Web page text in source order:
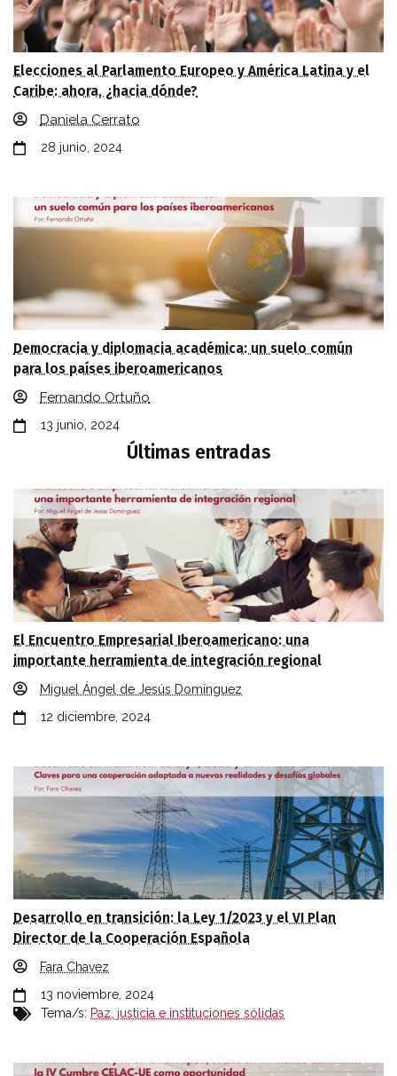
Elecciones al Parlamento Europeo y América Latina y el
Caribe: ahora, ¿hacia dónde?
Daniela Cerrato
28 junio, 2024
Democracia y diplomacia académica: un suelo común
para los países iberoamericanos
Fernando Ortuño
13 junio, 2024
Últimas entradas
El Encuentro Empresarial Iberoamericano: una
importante herramienta de integración regional
Miguel Ángel de Jesús Domínguez
12 diciembre, 2024
Desarrollo en transición: la Ley 1/2023 y el VI Plan
Director de la Cooperación Española
Fara Chavez
13 noviembre, 2024
Tema/s: Paz, justicia e instituciones sólidas